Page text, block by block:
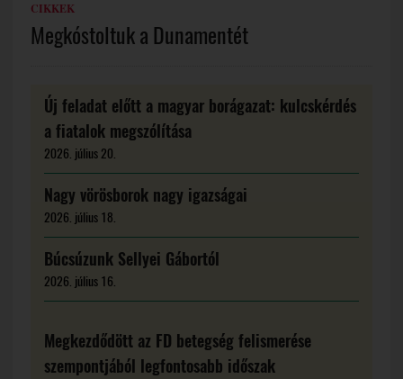
CIKKEK
Megkóstoltuk a Dunamentét
Új feladat előtt a magyar borágazat: kulcskérdés
a fiatalok megszólítása
2026. július 20.
Nagy vörösborok nagy igazságai
2026. július 18.
Búcsúzunk Sellyei Gábortól
2026. július 16.
Megkezdődött az FD betegség felismerése
szempontjából legfontosabb időszak